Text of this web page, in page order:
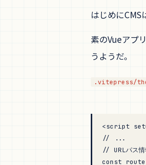
はじめに
素のVueアプ
うようだ。
.vitepress/
<script
// ...
// URLパス情
const route